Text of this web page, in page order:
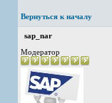
Вернуться к началу
sap_nar
Модератор